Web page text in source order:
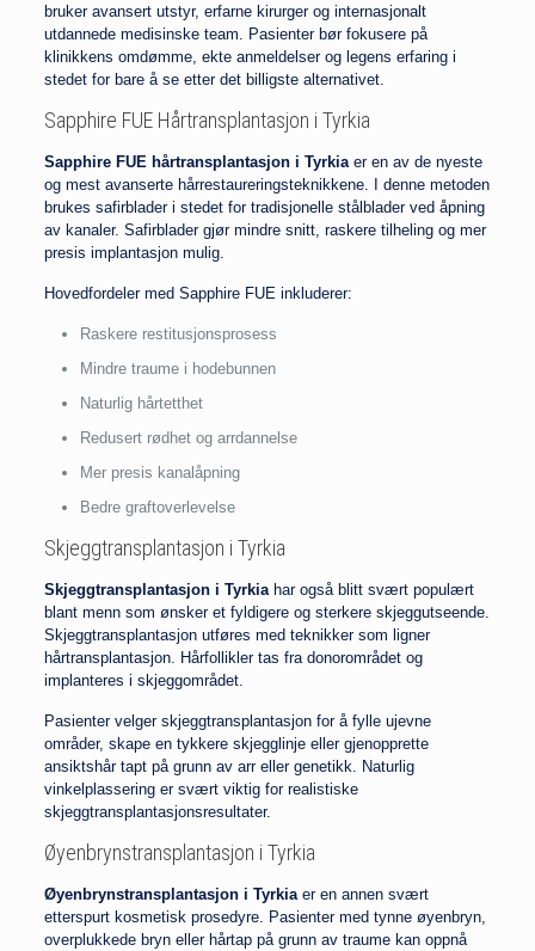
bruker avansert utstyr, erfarne kirurger og internasjonalt
utdannede medisinske team. Pasienter bør fokusere på
klinikkens omdømme, ekte anmeldelser og legens erfaring i
stedet for bare å se etter det billigste alternativet.
Sapphire FUE Hårtransplantasjon i Tyrkia
Sapphire FUE hårtransplantasjon i Tyrkiaer en av de nyeste
og mest avanserte hårrestaureringsteknikkene. I denne metoden
brukes safirblader i stedet for tradisjonelle stålblader ved åpning
av kanaler. Safirblader gjør mindre snitt, raskere tilheling og mer
presis implantasjon mulig.
Hovedfordeler med Sapphire FUE inkluderer:
Raskere restitusjonsprosess
Mindre traume i hodebunnen
Naturlig hårtetthet
Redusert rødhet og arrdannelse
Mer presis kanalåpning
Bedre graftoverlevelse
Skjeggtransplantasjon i Tyrkia
Skjeggtransplantasjon i Tyrkiahar også blitt svært populært
blant menn som ønsker et fyldigere og sterkere skjeggutseende.
Skjeggtransplantasjon utføres med teknikker som ligner
hårtransplantasjon. Hårfollikler tas fra donorområdet og
implanteres i skjeggområdet.
Pasienter velger skjeggtransplantasjon for å fylle ujevne
områder, skape en tykkere skjegglinje eller gjenopprette
ansiktshår tapt på grunn av arr eller genetikk. Naturlig
vinkelplassering er svært viktig for realistiske
skjeggtransplantasjonsresultater.
Øyenbrynstransplantasjon i Tyrkia
Øyenbrynstransplantasjon i Tyrkiaer en annen svært
etterspurt kosmetisk prosedyre. Pasienter med tynne øyenbryn,
overplukkede bryn eller hårtap på grunn av traume kan oppnå